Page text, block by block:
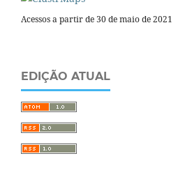
Acessos a partir de 30 de maio de 2021
EDIÇÃO ATUAL